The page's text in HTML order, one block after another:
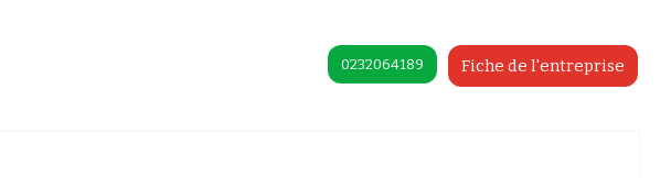
Fiche de l'entreprise
0232064189